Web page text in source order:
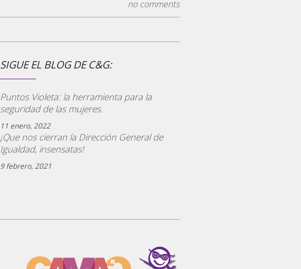
no comments
SIGUE EL BLOG DE C&G:
Puntos Violeta: la herramienta para la
seguridad de las mujeres.
11 enero, 2022
¡Que nos cierran la Dirección General de
Igualdad, insensatas!
9 febrero, 2021